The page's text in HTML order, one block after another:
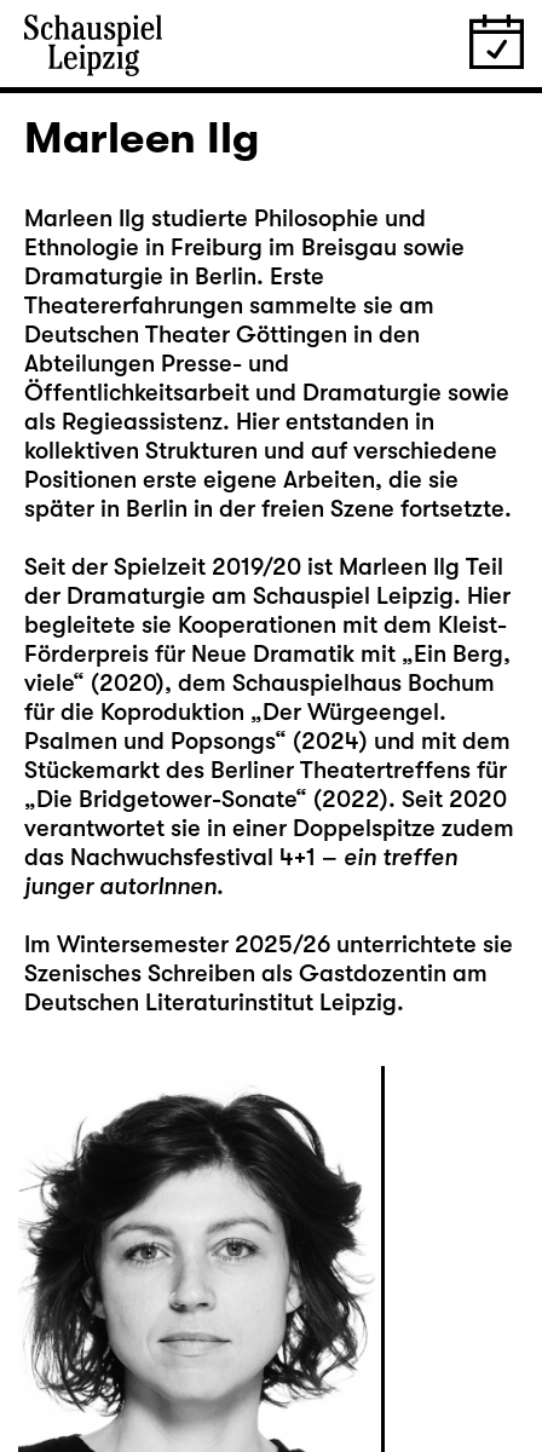
Marleen Ilg
Marleen Ilg studierte Philosophie und
Ethnologie in Freiburg im Breisgau sowie
Dramaturgie in Berlin. Erste
Theatererfahrungen sammelte sie am
Deutschen Theater Göttingen in den
Abteilungen Presse- und
Öffentlichkeitsarbeit und Dramaturgie sowie
als Regieassistenz. Hier entstanden in
kollektiven Strukturen und auf verschiedene
Positionen erste eigene Arbeiten, die sie
später in Berlin in der freien Szene fortsetzte.
Seit der Spielzeit 2019/20 ist Marleen Ilg Teil
der Dramaturgie am Schauspiel Leipzig. Hier
begleitete sie Kooperationen mit dem Kleist-
Förderpreis für Neue Dramatik mit „Ein Berg,
viele“ (2020), dem Schauspielhaus Bochum
für die Koproduktion „Der Würgeengel.
Psalmen und Popsongs“ (2024) und mit dem
Stückemarkt des Berliner Theatertreffens für
„Die Bridgetower-Sonate“ (2022). Seit 2020
verantwortet sie in einer Doppelspitze zudem
das Nachwuchsfestival 4+1 – ein treffen
junger autorInnen.
Im Wintersemester 2025/26 unterrichtete sie
Szenisches Schreiben als Gastdozentin am
Deutschen Literaturinstitut Leipzig.